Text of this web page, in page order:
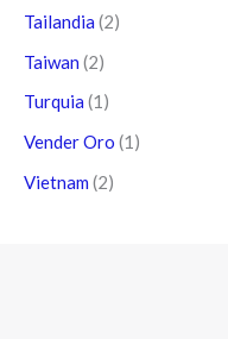
Tailandia (2)
Taiwan (2)
Turquia (1)
Vender Oro (1)
Vietnam (2)